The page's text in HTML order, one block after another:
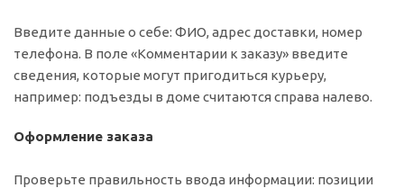
Введите данные о себе: ФИО, адрес доставки, номер
телефона. В поле «Комментарии к заказу» введите
сведения, которые могут пригодиться курьеру,
например: подъезды в доме считаются справа налево.
Оформление заказа
Проверьте правильность ввода информации: позиции